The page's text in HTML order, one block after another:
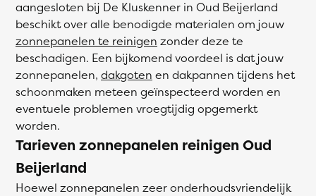
aangesloten bij De Kluskenner in Oud Beijerland
beschikt over alle benodigde materialen om jouw
zonnepanelen te reinigen zonder deze te
beschadigen. Een bijkomend voordeel is dat jouw
zonnepanelen, dakgoten en dakpannen tijdens het
schoonmaken meteen geïnspecteerd worden en
eventuele problemen vroegtijdig opgemerkt
worden.
Tarieven zonnepanelen reinigen Oud
Beijerland
Hoewel zonnepanelen zeer onderhoudsvriendelijk